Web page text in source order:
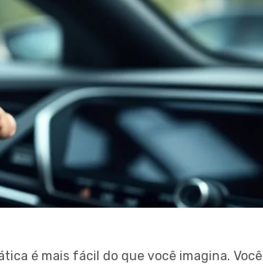
é mais fácil do que você imagina. Você